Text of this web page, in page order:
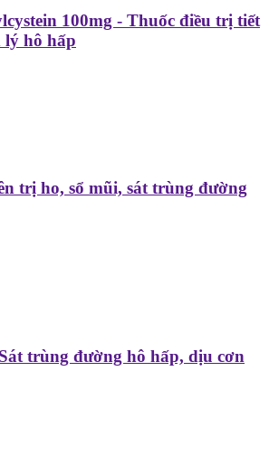
100mg - Thuốc điều trị tiết
lý hô hấp
trị ho, sổ mũi, sát trùng đường
trùng đường hô hấp, dịu cơn